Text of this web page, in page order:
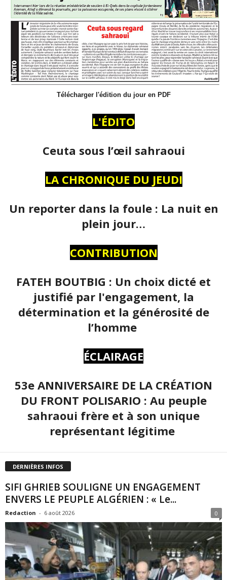
Télécharger l'édition du jour en PDF
L'ÉDITO
Ceuta sous l’œil sahraoui
LA CHRONIQUE DU JEUDI
Un reporter dans la foule : La nuit en
plein jour…
CONTRIBUTION
FATEH BOUTBIG : Un choix dicté et
justifié par l'engagement, la
détermination et la générosité de
l’homme
ÉCLAIRAGE
53e ANNIVERSAIRE DE LA CRÉATION
DU FRONT POLISARIO : Au peuple
sahraoui frère et à son unique
représentant légitime
DERNIÈRES INFOS
SIFI GHRIEB SOULIGNE UN ENGAGEMENT
ENVERS LE PEUPLE ALGÉRIEN : « Le...
Redaction - 6 août 2026 0